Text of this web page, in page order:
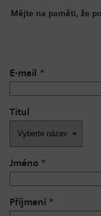
Mějte na paměti, že
E-mail *
Titul
Jméno *
Příjmení*